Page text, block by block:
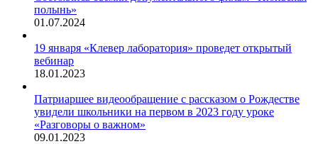
полынь»
01.07.2024
19 января «Клевер лаборатория» проведет открытый
вебинар
18.01.2023
Патриаршее видеообращение с рассказом о Рождестве
увидели школьники на первом в 2023 году уроке
«Разговоры о важном»
09.01.2023